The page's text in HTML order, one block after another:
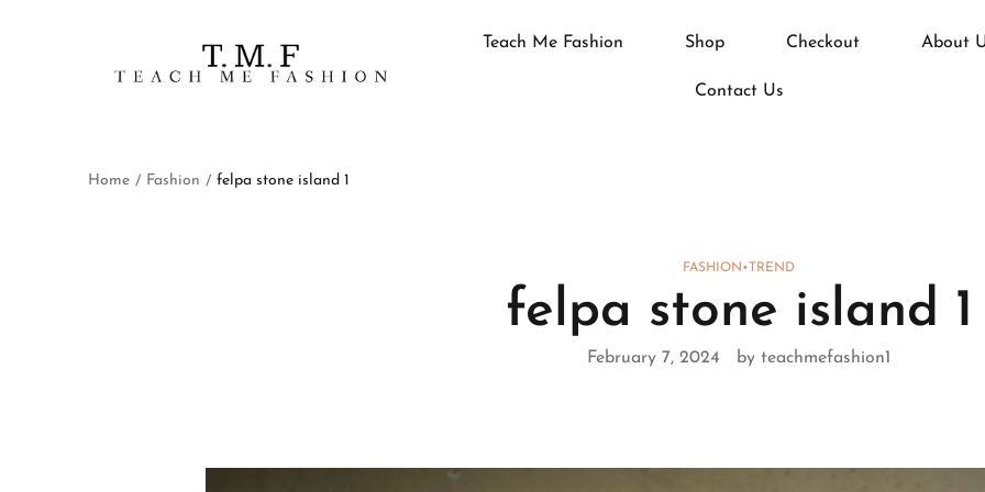
Teach Me Fashion Shop Checkout About
Contact Us
Home / Fashion / felpa stone island 1
FASHION •TREND
felpa stone island 1
February 7, 2024 by teachmefashion1